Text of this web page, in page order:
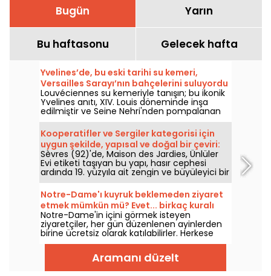
Bugün Yarın
Bu haftasonu Gelecek hafta
Yvelines’de, bu eski tarihi su kemeri,
Versailles Sarayı’nın bahçelerini suluyordu
Louvéciennes su kemeriyle tanışın; bu ikonik
Yvelines anıtı, XIV. Louis döneminde inşa
edilmiştir ve Seine Nehri'nden pompalanan
suyu Versailles ve Marly’nin görkemli
bahçelerine taşımak üzere tasarlanmış bir
mühendislik harikasıdır. 17. yüzyıldan kalma
bu su kemeri, bugün bile gözler önüne serilen
bir tarihi eser olarak varlığını sürdürüyor.
Kooperatifler ve Sergiler kategorisi için
uygun şekilde, yapısal ve doğal bir çeviri:
Sèvres'teki Maison des Jardies: eski
eserler ve yazarlar evine davetlisiniz 92.
bölgedeki bu tarihi mekânda, Honoré de
Balzac ve Léon Gambetta'nın izlerini
taşıyan eski konutu keşfedin.
Sèvres (92)'de, Maison des Jardies, Ünlüler
Evi etiketi taşıyan bu yapı, hasır cephesi
ardında 19. yüzyıla ait zengin ve büyüleyici bir
hikaye saklıyor. Balzac'ın sığınağı ardından
Gambetta'nın evi olan bu eski şarapçı evi,
bugün ziyaretçilerini keşfe davet ediyor.
Paris'in hemen yanı başında yer alan bu
müze, Fransız mirasıyla iç içe samimi bir
deneyim sunuyor.
Notre-Dame'ı kuyruk beklemeden ziyaret
etmek mümkün mü? Evet... birkaç kuralı
gözetmeniz şartıyla
Notre-Dame'in içini görmek isteyen
ziyaretçiler, her gün düzenlenen ayinlerden
birine ücretsiz olarak katılabilirler. Herkese
açık bir imkan, ancak öncelikle kutlamaya
katılmayı amaçlamak ya da törenin akışını
baştan sona saygıyla izlemek koşuluyla.
Bilmeniz gerekenler şu şekilde anlatılıyor.
Aramanı düzelt